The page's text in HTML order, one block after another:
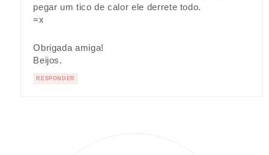
pegar um tico de calor ele derrete todo.
=x
Obrigada amiga!
Beijos.
RESPONDER